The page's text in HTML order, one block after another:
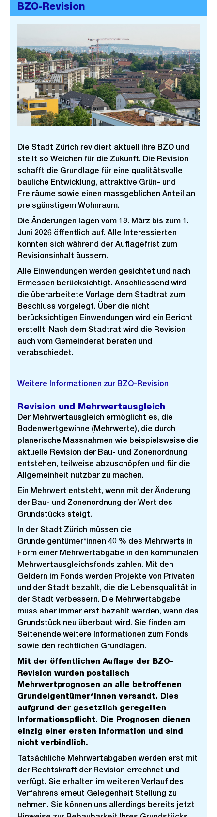
BZO-Revision
Die Stadt Zürich revidiert aktuell ihre BZO und
stellt so Weichen für die Zukunft. Die Revision
schafft die Grundlage für eine qualitätsvolle
bauliche Entwicklung, attraktive Grün- und
Freiräume sowie einen massgeblichen Anteil an
preisgünstigem Wohnraum.
Die Änderungen lagen vom 18. März bis zum 1.
Juni 2026 öffentlich auf. Alle Interessierten
konnten sich während der Auflagefrist zum
Revisionsinhalt äussern.
Alle Einwendungen werden gesichtet und nach
Ermessen berücksichtigt. Anschliessend wird
die überarbeitete Vorlage dem Stadtrat zum
Beschluss vorgelegt. Über die nicht
berücksichtigen Einwendungen wird ein Bericht
erstellt. Nach dem Stadtrat wird die Revision
auch vom Gemeinderat beraten und
verabschiedet.
Weitere Informationen zur BZO-Revision
Revision und Mehrwertausgleich
Der Mehrwertausgleich ermöglicht es, die
Bodenwertgewinne (Mehrwerte), die durch
planerische Massnahmen wie beispielsweise die
aktuelle Revision der Bau- und Zonenordnung
entstehen, teilweise abzuschöpfen und für die
Allgemeinheit nutzbar zu machen.
Ein Mehrwert entsteht, wenn mit der Änderung
der Bau- und Zonenordnung der Wert des
Grundstücks steigt.
In der Stadt Zürich müssen die
Grundeigentümer*innen 40 % des Mehrwerts in
Form einer Mehrwertabgabe in den kommunalen
Mehrwertausgleichsfonds zahlen. Mit den
Geldern im Fonds werden Projekte von Privaten
und der Stadt bezahlt, die die Lebensqualität in
der Stadt verbessern. Die Mehrwertabgabe
muss aber immer erst bezahlt werden, wenn das
Grundstück neu überbaut wird. Sie finden am
Seitenende weitere Informationen zum Fonds
sowie den rechtlichen Grundlagen.
Mit der öffentlichen Auflage der BZO-
Revision wurden postalisch
Mehrwertprognosen an alle betroffenen
Grundeigentümer*innen versandt. Dies
aufgrund der gesetzlich geregelten
Informationspflicht. Die Prognosen dienen
einzig einer ersten Information und sind
nicht verbindlich.
Tatsächliche Mehrwertabgaben werden erst mit
der Rechtskraft der Revision errechnet und
verfügt. Sie erhalten im weiteren Verlauf des
Verfahrens erneut Gelegenheit Stellung zu
nehmen. Sie können uns allerdings bereits jetzt